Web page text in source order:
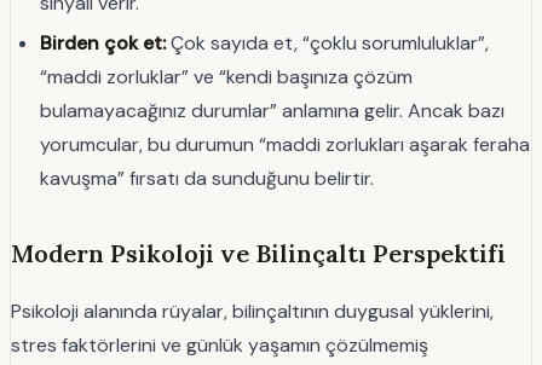
Birden çok et:Çok sayıda et, “çoklu sorumluluklar”,
“maddi zorluklar” ve “kendi başınıza çözüm
bulamayacağınız durumlar” anlamına gelir. Ancak bazı
yorumcular, bu durumun “maddi zorlukları aşarak feraha
kavuşma” fırsatı da sunduğunu belirtir.
Modern Psikoloji ve Bilinçaltı Perspektifi
Psikoloji alanında rüyalar, bilinçaltının duygusal yüklerini,
stres faktörlerini ve günlük yaşamın çözülmemiş